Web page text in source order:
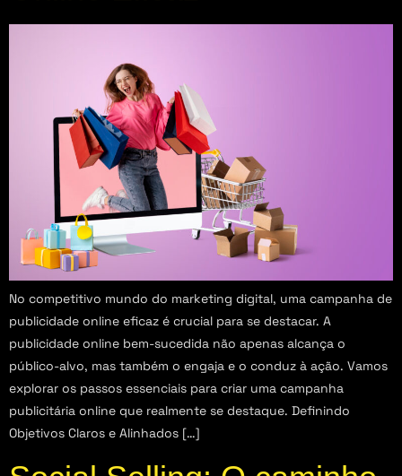
No competitivo mundo do marketing digital, uma campanha de
publicidade online eficaz é crucial para se destacar. A
publicidade online bem-sucedida não apenas alcança o
público-alvo, mas também o engaja e o conduz à ação. Vamos
explorar os passos essenciais para criar uma campanha
publicitária online que realmente se destaque. Definindo
Objetivos Claros e Alinhados […]